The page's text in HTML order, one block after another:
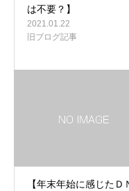
は不要？】
2021.01.22
旧ブログ記事
【年末年始に感じたＤ